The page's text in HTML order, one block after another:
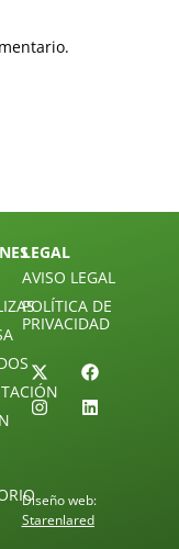
LEGAL
AVISO LEGAL
POLÍTICA DE
PRIVACIDAD
Diseño web:
Starenlared